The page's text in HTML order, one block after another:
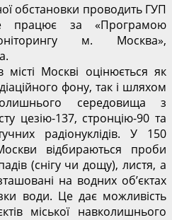
обстановки проводить ГУП
працює за «Програмою
м. Москва»,
місті Москві оцінюється як
фону, так і шляхом
середовища з
цезію-137, стронцію-90 та
радіонуклідів. У 150
відбираються проби
(снігу чи дощу), листя, а
на водних об’єктах
води. Це дає можливість
міської навколишнього